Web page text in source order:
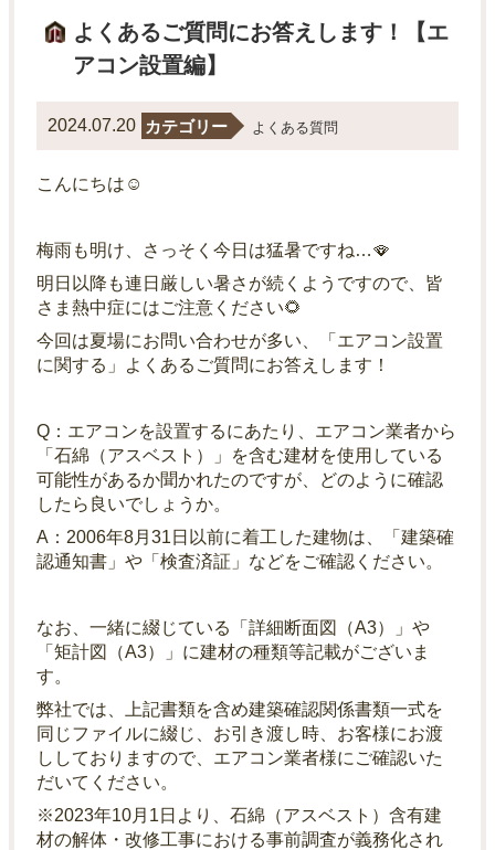
よくあるご質問にお答えします！【エ
アコン設置編】
2024.07.20 カテゴリー よくある質問
こんにちは☺
梅雨も明け、さっそく今日は猛暑ですね…🪭
明日以降も連日厳しい暑さが続くようですので、皆
さま熱中症にはご注意ください🌻
今回は夏場にお問い合わせが多い、「エアコン設置
に関する」よくあるご質問にお答えします！
Q：エアコンを設置するにあたり、エアコン業者から
「石綿（アスベスト）」を含む建材を使用している
可能性があるか聞かれたのですが、どのように確認
したら良いでしょうか。
A：2006年8月31日以前に着工した建物は、「建築確
認通知書」や「検査済証」などをご確認ください。
なお、一緒に綴じている「詳細断面図（A3）」や
「矩計図（A3）」に建材の種類等記載がございま
す。
弊社では、上記書類を含め建築確認関係書類一式を
同じファイルに綴じ、お引き渡し時、お客様にお渡
ししておりますので、エアコン業者様にご確認いた
だいてください。
※2023年10月1日より、石綿（アスベスト）含有建
材の解体・改修工事における事前調査が義務化され